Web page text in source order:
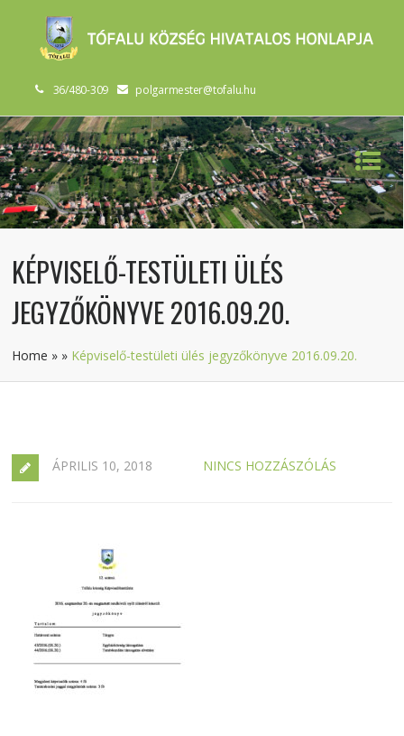
36/480-309 polgarmester@tofalu.hu
KÉPVISELŐ-TESTÜLETI ÜLÉS
JEGYZŐKÖNYVE 2016.09.20.
Home » » Képviselő-testületi ülés jegyzőkönyve 2016.09.20.
ÁPRILIS 10, 2018 NINCS HOZZÁSZÓLÁS